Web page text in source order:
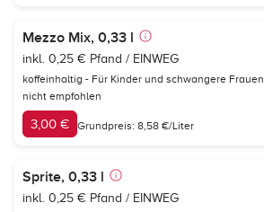
Mezzo Mix, 0,33 l
inkl. 0,25 € Pfand / EINWEG
koffeinhaltig - Für Kinder und schwangere Frauen
nicht empfohlen
3,00 € Grundpreis: 8,58 €/Liter
Sprite, 0,33 l
inkl. 0,25 € Pfand / EINWEG